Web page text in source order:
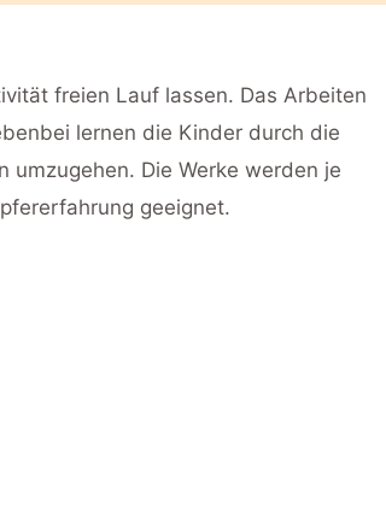
freien Lauf lassen. Das Arbeiten
lernen die Kinder durch die
umzugehen. Die Werke werden je
geeignet.